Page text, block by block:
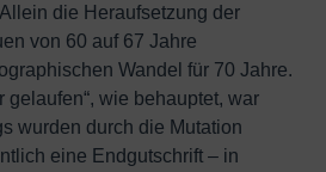
die Heraufsetzung der
von 60 auf 67 Jahre
Wandel für 70 Jahre.
gelaufen“, wie behauptet, war
wurden durch die Mutation
eine Endgutschrift – in